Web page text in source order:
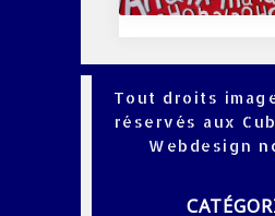
Tout droits
réservés aux
Webdesign